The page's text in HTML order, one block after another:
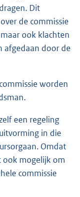
Dit
de commissie
ook klachten
afgedaan door de
worden
een regeling
in die
Omdat
mogelijk om
commissie